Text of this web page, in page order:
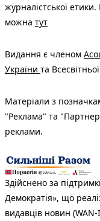
журналістської
можна тут
Видання є членом
України та
Матеріали з
"Реклама" та
реклами.
Здійснено за
Демократія», що
видавців новин (WAN-